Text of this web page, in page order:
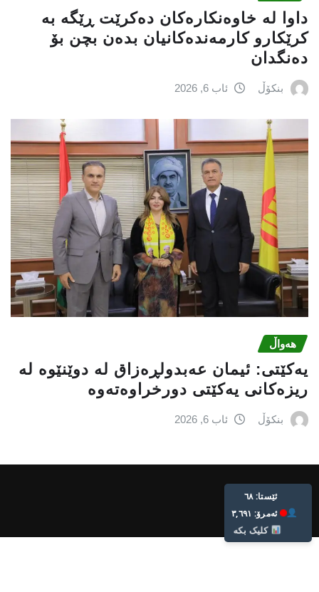
داوا لە خاوەنکارەکان دەکرێت ڕێگە بە
کرێکارو کارمەندەکانیان بدەن بچن بۆ
دەنگدان
بنکۆڵ ئاب 6, 2026
هەواڵ
یه‌كێتی: ئیمان عه‌بدولڕه‌زاق له‌ دوێنێوه‌ له‌
ریزه‌كانی یه‌كێتی دورخراوه‌ته‌وه‌
بنکۆڵ ئاب 6, 2026
Live: 68
Today: 3,691
Click Here